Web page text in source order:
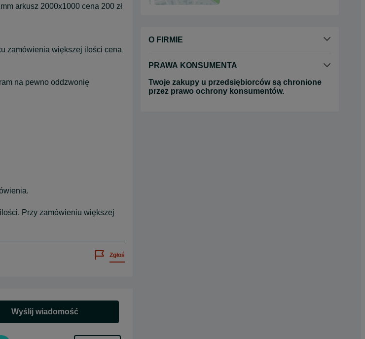
arkusz 2000x1000 cena 200 zł
zamówienia większej ilości cena
na pewno oddzwonię
Przy zamówieniu większej
Zgłoś
Wyślij wiadomość
O FIRMIE
PRAWA KONSUMENTA
Twoje zakupy u przedsiębiorców są chronione
przez prawo ochrony konsumentów.